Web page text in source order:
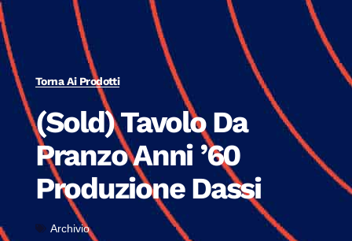
Torna Ai Prodotti
(Sold) Tavolo Da
Pranzo Anni ’60
Produzione Dassi
Archivio